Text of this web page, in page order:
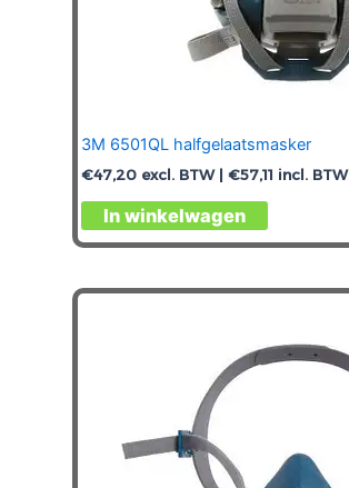
3M 6501QL halfgelaatsmasker
€47,20 excl. BTW | €57,11 incl. BTW
In winkelwagen